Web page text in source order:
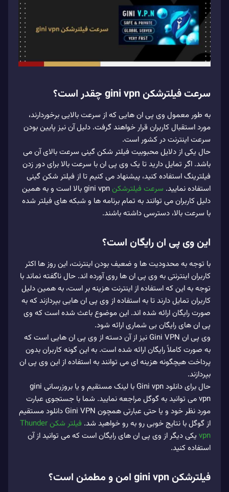
سرعت فیلترشکن gini vpn چقدر است؟
به طور معمول وی پی ان هایی که از سرعت بالایی برخوردارند،
مورد استقبال کاربران قرار خواهند گرفت. دلیل آن نیز پایین بودن
سرعت اینترنت در کشور است.
حال یکی از دلایل محبوبیت فیلتر شکن گینی سرعت بالای آن می
باشد. اگر تمایل دارید تا یک وی پی ان با سرعت بالا برای دور زدن
فیلترینگ استفاده کنید، پیشنهاد می کنیم تا از فیلتر شکن گینی
استفاده نمایید. سرعت فیلترشکن
gini vpn بالا است و به همین
دلیل کاربران می‌ توانند به تمام برنامه ها و شبکه های فیلتر شده
با سرعت بالا، دسترسی داشته باشند.
این وی پی ان رایگان است؟
با توجه به محدودیت‌ ها و ضعیف بودن اینترنت، این روز ها اکثر
کاربران اینترنتی به وی پی ان ها روی آورده اند. حال ناگفته نماند با
توجه به این که استفاده از اینترنت هزینه بر است، به همین دلیل
کاربران تمایل دارند تا به استفاده از وی‌ پی‌ ان‌ هایی بپردازند که به
صورت رایگان ارائه شده اند. این موضوع باعث شده است که وی
پی ان‌ های رایگان بی شماری ارائه شود.
وی پی ان Gini VPN نیز از آن دسته از وی‌ پی‌ ان‌ هایی است که
به صورت کاملاً رایگان ارائه شده است. به این گونه کاربران بدون
پرداخت هیچگونه هزینه ای می‌ توانند به استفاده از این وی پی ان
بپردازند.
حال برای دانلود Gini vpn با لینک مستقیم و یا بروزرسانی gini
vpn می توانید به گوگل مراجعه نمایید. شما با جستجوی عبارت
مورد نظر خود و یا حتی عبارتی همچون Gini VPN دانلود مستقیم
از گوگل با نتایج خوبی رو به رو خواهید شد.
فیلتر شکن Thunder
vpn یکی دیگر از وی پی ان های رایگان است که می توانید از آن
استفاده کنید.
فیلترشکن gini vpn امن و مطمئن است؟